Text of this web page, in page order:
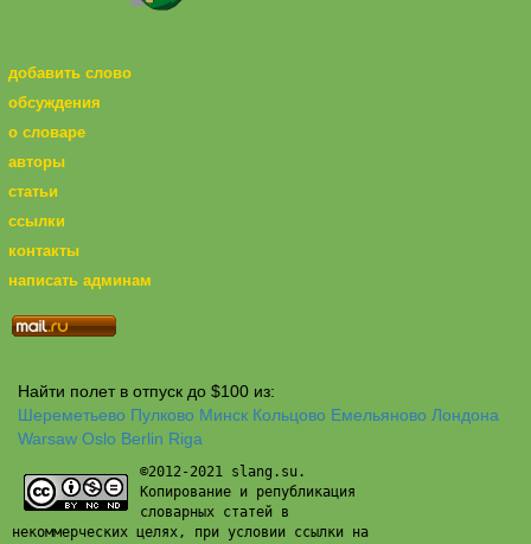
добавить слово
обсуждения
о словаре
авторы
статьи
ссылки
контакты
написать админам
Найти полет в отпуск до $100 из:
Шереметьево Пулково Минск Кольцово Емельяново Лондона
Warsaw Oslo Berlin Riga
©2012-2021 slang.su.
Копирование и републикация
словарных статей в
некоммерческих целях, при условии ссылки на